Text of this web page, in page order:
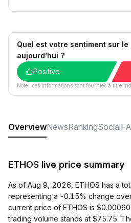
Quel est votre sentiment sur le
aujourd’hui ?
Positive
Note : ces informations sont fournies à titre
OverviewNewsRankingSocial
ETHOS live price summary
As of Aug 9, 2026, ETHOS has a
representing a -0.15% change
current price of ETHOS is
trading volume stands at $75.75.